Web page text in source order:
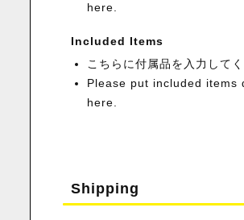
here.
Included Items
こちらに付属品を入力してく
Please put included items
here.
Shipping